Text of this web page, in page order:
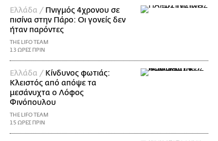
Ελλάδα / Πνιγμός 4χρονου σε
πισίνα στην Πάρο: Οι γονείς δεν
ήταν παρόντες
THE LIFO TEAM
13 ΩΡΕΣ ΠΡΙΝ
Ελλάδα / Κίνδυνος φωτιάς:
Κλειστός από απόψε τα
μεσάνυχτα ο Λόφος
Φινόπουλου
THE LIFO TEAM
15 ΩΡΕΣ ΠΡΙΝ